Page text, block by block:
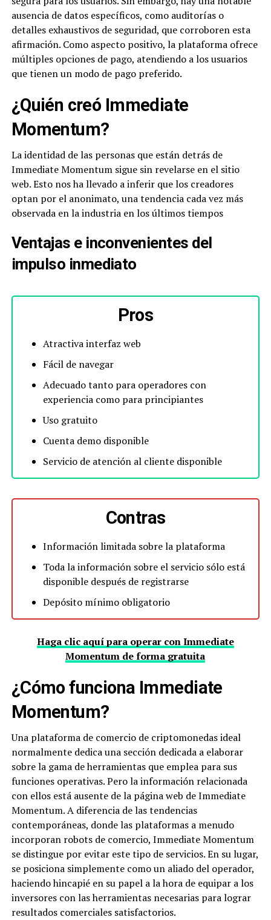
ausencia de datos específicos, como auditorías o
detalles exhaustivos de seguridad, que corroboren esta
afirmación. Como aspecto positivo, la plataforma ofrece
múltiples opciones de pago, atendiendo a los usuarios
que tienen un modo de pago preferido.
¿Quién creó Immediate
Momentum?
La identidad de las personas que están detrás de
Immediate Momentum sigue sin revelarse en el sitio
web. Esto nos ha llevado a inferir que los creadores
optan por el anonimato, una tendencia cada vez más
observada en la industria en los últimos tiempos
Ventajas e inconvenientes del
impulso inmediato
Pros
Atractiva interfaz web
Fácil de navegar
Adecuado tanto para operadores con
experiencia como para principiantes
Uso gratuito
Cuenta demo disponible
Servicio de atención al cliente disponible
Contras
Información limitada sobre la plataforma
Toda la información sobre el servicio sólo está
disponible después de registrarse
Depósito mínimo obligatorio
Haga clic aquí para operar con Immediate
Momentum de forma gratuita
¿Cómo funciona Immediate
Momentum?
Una plataforma de comercio de criptomonedas ideal
normalmente dedica una sección dedicada a elaborar
sobre la gama de herramientas que emplea para sus
funciones operativas. Pero la información relacionada
con ellos está ausente de la página web de Immediate
Momentum. A diferencia de las tendencias
contemporáneas, donde las plataformas a menudo
incorporan robots de comercio, Immediate Momentum
se distingue por evitar este tipo de servicios. En su lugar,
se posiciona simplemente como un aliado del operador,
haciendo hincapié en su papel a la hora de equipar a los
inversores con las herramientas necesarias para lograr
resultados comerciales satisfactorios.